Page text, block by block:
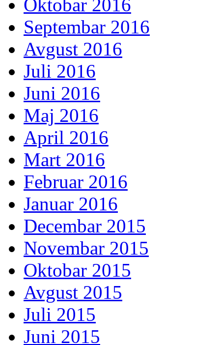
Oktobar 2016
Septembar 2016
Avgust 2016
Juli 2016
Juni 2016
Maj 2016
April 2016
Mart 2016
Februar 2016
Januar 2016
Decembar 2015
Novembar 2015
Oktobar 2015
Avgust 2015
Juli 2015
Juni 2015